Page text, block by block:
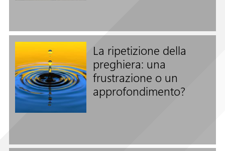
La ripetizione della
preghiera: una
frustrazione o un
approfondimento?